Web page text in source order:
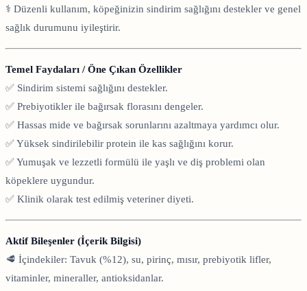
⚕️ Düzenli kullanım, köpeğinizin sindirim sağlığını destekler ve genel
sağlık durumunu iyileştirir.
Temel Faydaları / Öne Çıkan Özellikler
✅ Sindirim sistemi sağlığını destekler.
✅ Prebiyotikler ile bağırsak florasını dengeler.
✅ Hassas mide ve bağırsak sorunlarını azaltmaya yardımcı olur.
✅ Yüksek sindirilebilir protein ile kas sağlığını korur.
✅ Yumuşak ve lezzetli formülü ile yaşlı ve diş problemi olan
köpeklere uygundur.
✅ Klinik olarak test edilmiş veteriner diyeti.
Aktif Bileşenler (İçerik Bilgisi)
🥩 İçindekiler: Tavuk (%12), su, pirinç, mısır, prebiyotik lifler,
vitaminler, mineraller, antioksidanlar.